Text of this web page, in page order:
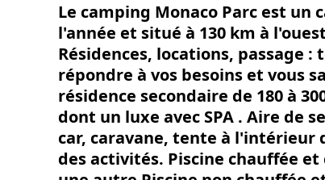
Le camping Monaco Parc est
l'année et situé à 130 km à
Résidences, locations, passage
répondre à vos besoins et vous
résidence secondaire de 180 à
dont un luxe avec SPA . Aire de
car, caravane, tente à
des activités. Piscine chauffée